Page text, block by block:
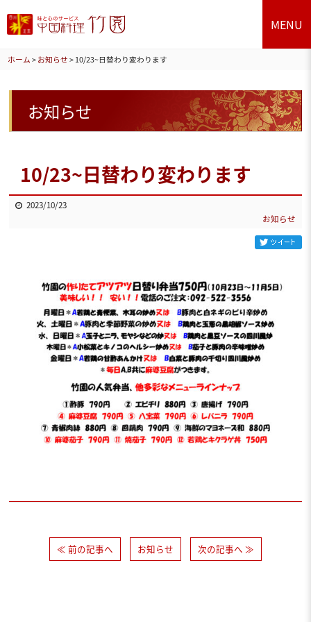
MENU
ホーム > お知らせ > 10/23~日替わり変わります
お知らせ
10/23~日替わり変わります
2023/10/23
お知らせ
≪ 前の記事へ お知らせ 次の記事へ ≫